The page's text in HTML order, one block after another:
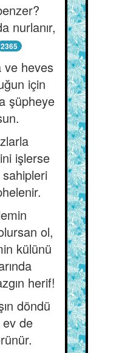
nurlanır,
2365
ve heves
için
şüpheye
işlerse
ol,
külünü
herif!
döndü
de